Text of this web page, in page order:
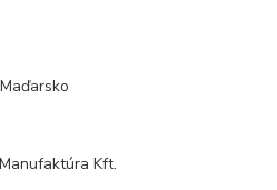
Kft.